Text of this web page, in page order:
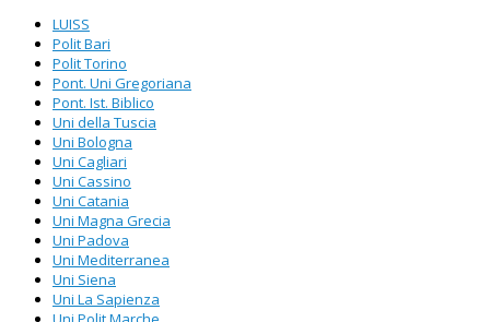
LUISS
Polit Bari
Polit Torino
Pont. Uni Gregoriana
Pont. Ist. Biblico
Uni della Tuscia
Uni Bologna
Uni Cagliari
Uni Cassino
Uni Catania
Uni Magna Grecia
Uni Padova
Uni Mediterranea
Uni Siena
Uni La Sapienza